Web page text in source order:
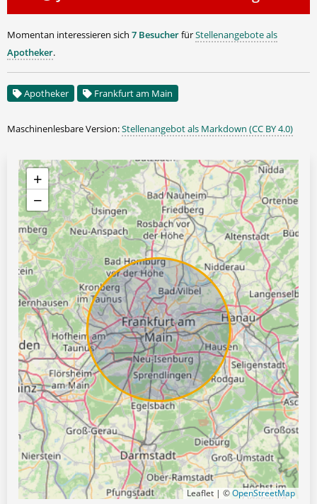
Momentan interessieren sich 7 BesucherfürStellenangebote als
Apotheker.
Apotheker Frankfurt am Main
Maschinenlesbare Version:Stellenangebot als Markdown (CC BY 4.0)
+
−
Leaflet | ©OpenStreetMap